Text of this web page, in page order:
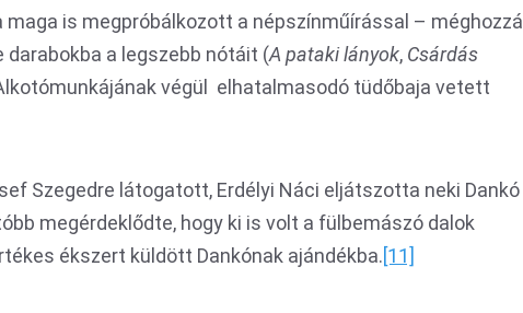
is megpróbálkozott a népszínműírással – méghozzá
darabokba a legszebb nótáit (A pataki lányok, Csárdás
végül elhatalmasodó tüdőbaja vetett
Szegedre látogatott, Erdélyi Náci eljátszotta neki Dankó
megérdeklődte, hogy ki is volt a fülbemászó dalok
ékszert küldött Dankónak ajándékba.[11]